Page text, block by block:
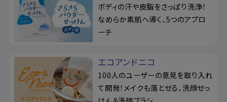
ボディの汗や皮脂をさっぱり洗浄！
なめらか素肌へ導く、5つのアプロ
ーチ
エコアンドニコ
100人のユーザーの意見を取り入れ
て開発！メイクも落とせる、洗顔せっ